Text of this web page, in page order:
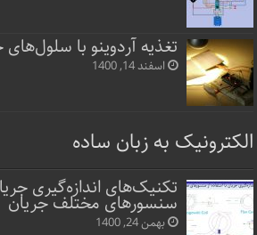
تغذیه آردوینو با
اسفند 14, 1400
الکترونیک به زبان ساده
تکنیک‌های اندازه‌گیری
سنسورهای مختلف جریان
بهمن 24, 1400